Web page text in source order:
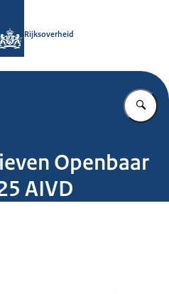
Rijksoverheid
Openbaar
AIVD